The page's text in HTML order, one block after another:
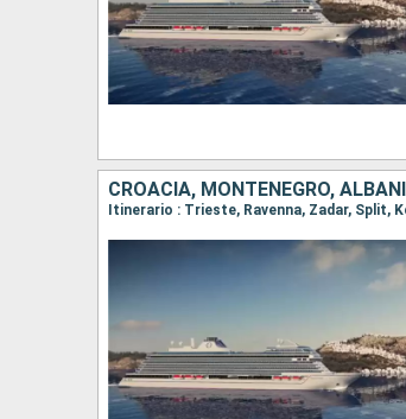
CROACIA, MONTENEGRO,
Itinerario : Trieste, Ravenna, Zadar, Split,